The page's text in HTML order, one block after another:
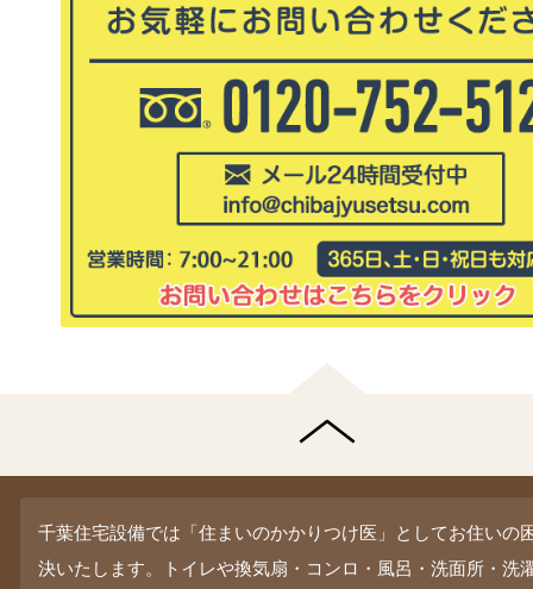
千葉住宅設備では「住まいのかかりつけ医」としてお住いの
決いたします。トイレや換気扇・コンロ・風呂・洗面所・洗